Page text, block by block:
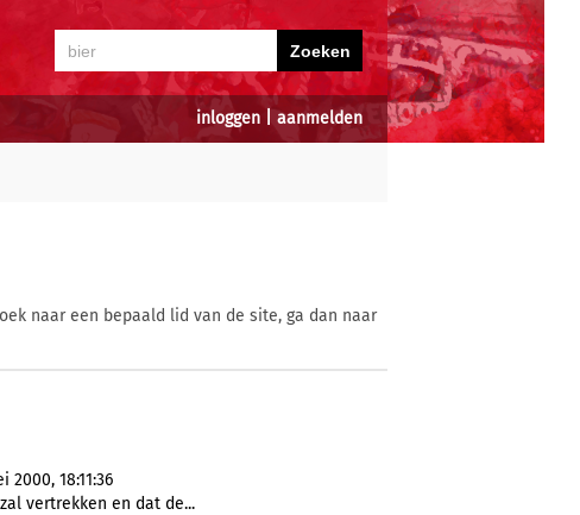
inloggen aanmelden
naar een bepaald lid van de site, ga dan naar
18:11:36
vertrekken en dat de...